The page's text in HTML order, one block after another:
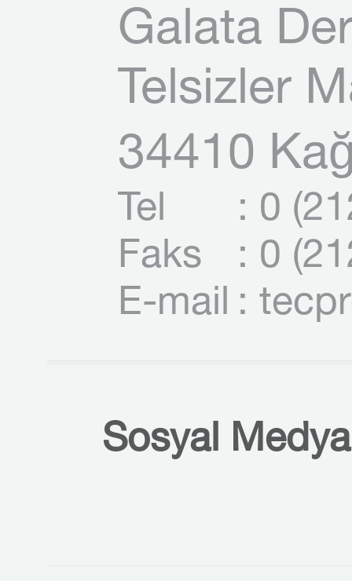
Galata
Telsizler
34410
Tel
: 0
Faks
: 0
E-mail :
Sosyal